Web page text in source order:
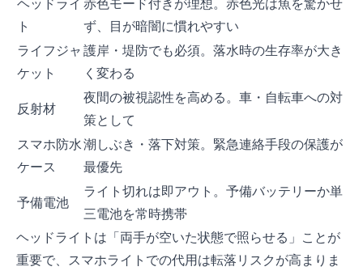
ヘッドライ
ト
赤色モード付きが理想。赤色光は魚を驚かせ
ず、目が暗闇に慣れやすい
ライフジャ
ケット
護岸・堤防でも必須。落水時の生存率が大き
く変わる
反射材
夜間の被視認性を高める。車・自転車への対
策として
スマホ防水
ケース
潮しぶき・落下対策。緊急連絡手段の保護が
最優先
予備電池
ライト切れは即アウト。予備バッテリーか単
三電池を常時携帯
ヘッドライトは「両手が空いた状態で照らせる」ことが
重要で、スマホライトでの代用は転落リスクが高まりま